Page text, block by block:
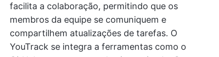
facilita a colaboração, permitindo que os
membros da equipe se comuniquem e
compartilhem atualizações de tarefas. O
YouTrack se integra a ferramentas como o